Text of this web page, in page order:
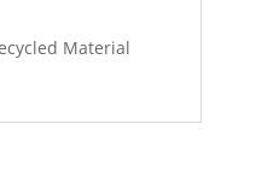
Material